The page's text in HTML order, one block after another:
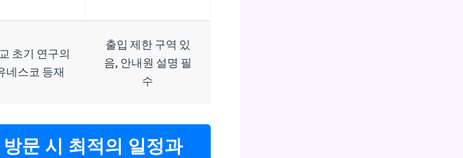
초기 연구의
네스코 등재
출입 제한 구역 있
음, 안내원 설명 필
수
문 시 최적의 일정과